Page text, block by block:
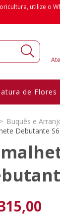
utilize o
de Flores
> Buquês e
Debutante